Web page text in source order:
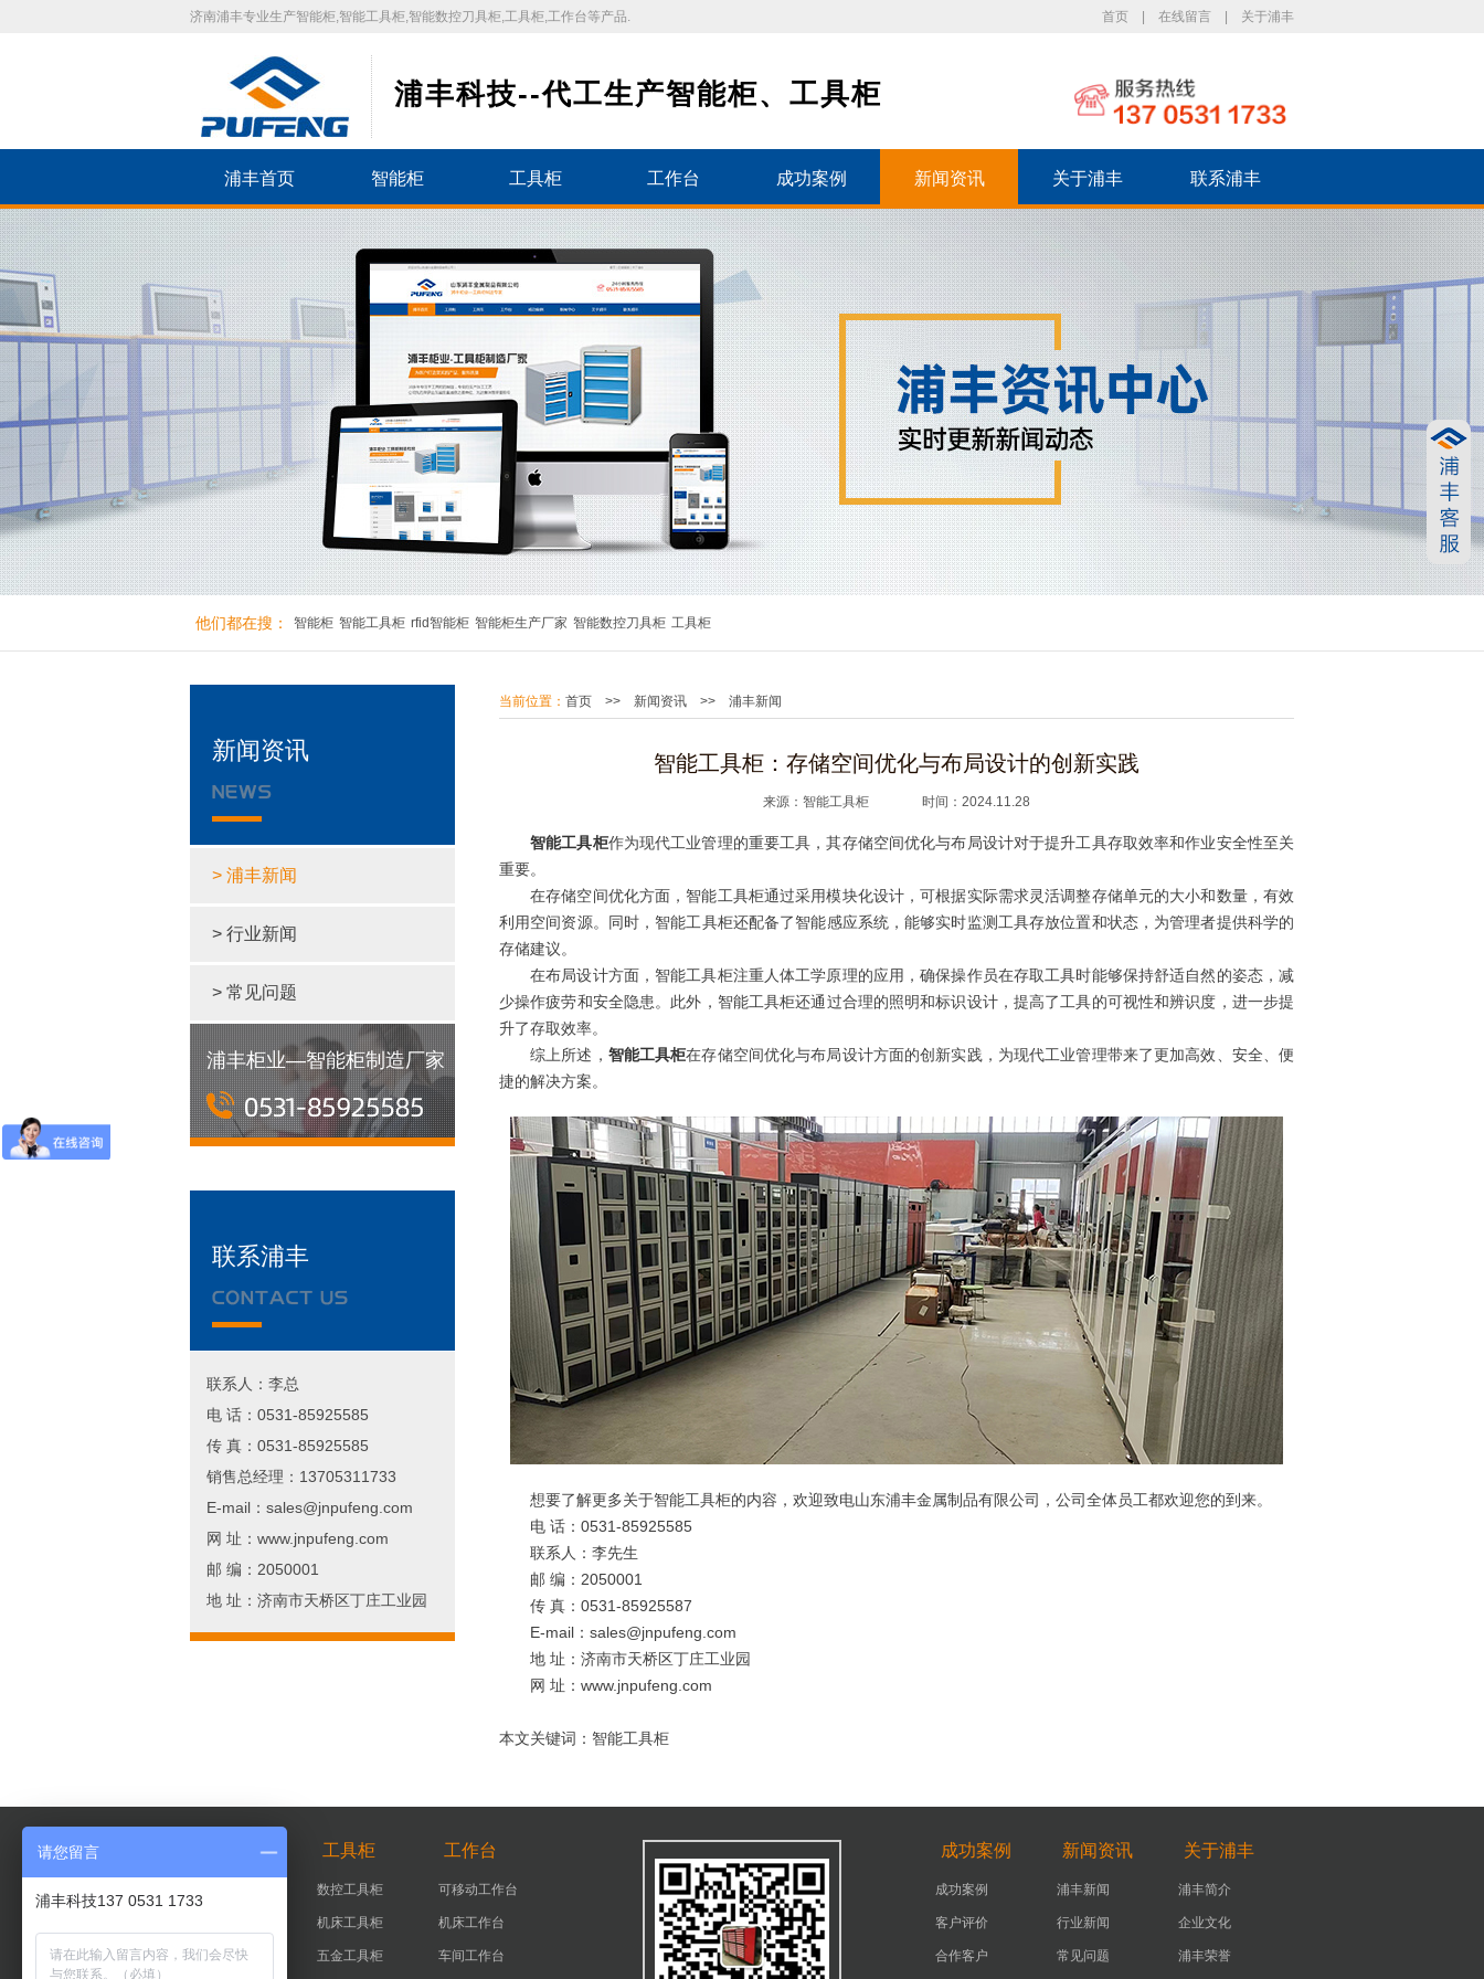
济南浦丰专业生产智能柜,智能工具柜,智能数控刀具柜,工具柜,工作台等产品. 首页 在线留言 关于浦丰
浦丰科技--代工生产智能柜、工具柜
浦丰首页 智能柜 工具柜 工作台 成功案例 新闻资讯 关于浦丰 联系浦丰
他们都在搜： 智能柜 智能工具柜 rfid智能柜 智能柜生产厂家 智能数控刀具柜 工具柜
新闻资讯
> 浦丰新闻
> 行业新闻
> 常见问题
浦丰柜业—智能柜制造厂家
联系浦丰
联系人：李总
电 话：0531-85925585
传 真：0531-85925585
销售总经理：13705311733
E-mail：sales@jnpufeng.com
网 址：www.jnpufeng.com
邮 编：2050001
地 址：济南市天桥区丁庄工业园
当前位置： 首页 >> 新闻资讯 >> 浦丰新闻
智能工具柜：存储空间优化与布局设计的创新实践
来源：智能工具柜 时间：2024.11.28
智能工具柜作为现代工业管理的重要工具，其存储空间优化与布局设计对于提升工具存取效率和作业安全性至关
重要。
在存储空间优化方面，智能工具柜通过采用模块化设计，可根据实际需求灵活调整存储单元的大小和数量，有效
利用空间资源。同时，智能工具柜还配备了智能感应系统，能够实时监测工具存放位置和状态，为管理者提供科学的
存储建议。
在布局设计方面，智能工具柜注重人体工学原理的应用，确保操作员在存取工具时能够保持舒适自然的姿态，减
少操作疲劳和安全隐患。此外，智能工具柜还通过合理的照明和标识设计，提高了工具的可视性和辨识度，进一步提
升了存取效率。
综上所述， 智能工具柜在存储空间优化与布局设计方面的创新实践，为现代工业管理带来了更加高效、安全、便
捷的解决方案。
想要了解更多关于智能工具柜的内容，欢迎致电山东浦丰金属制品有限公司，公司全体员工都欢迎您的到来。
电 话：0531-85925585
联系人：李先生
邮 编：2050001
传 真：0531-85925587
E-mail：sales@jnpufeng.com
地 址：济南市天桥区丁庄工业园
网 址：www.jnpufeng.com
本文关键词：智能工具柜
工具柜 工作台
实验室智能柜
数控工具柜
机床工具柜
五金工具柜
可移动工作台
机床工作台
车间工作台
成功案例 新闻资讯 关于浦丰
成功案例
客户评价
合作客户
浦丰新闻
行业新闻
常见问题
浦丰简介
企业文化
浦丰荣誉
请您留言
浦丰科技137 0531 1733